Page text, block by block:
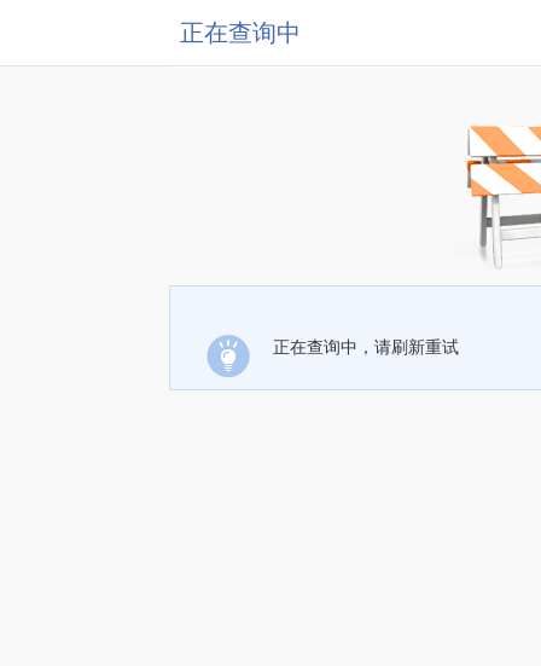
正在查询中
正在查询中，请刷新重试